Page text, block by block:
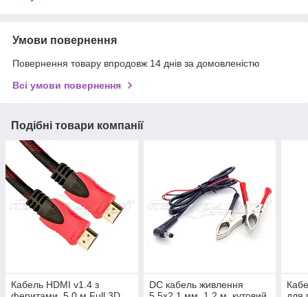
Умови повернення
Повернення товару впродовж 14 днів за домовленістю
Всі умови повернення
Подібні товари компанії
Кабель HDMI v1.4 з
DC кабель живлення